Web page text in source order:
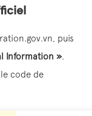
puis
Information ».
code de